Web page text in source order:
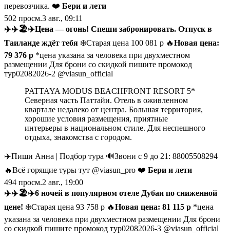
перевозчика. ❤️ Бери и лети
502 просм.3 авг., 09:11
✈️✈️🏖✈️Цена — огонь! Спеши забронировать. Отпуск в
Таиланде ждёт тебя ❄️Старая цена 100 081 р 🔥Новая цена:
79 376 р *цена указана за человека при двухместном
размещении Для брони со скидкой пишите промокод
тур02082026-2 @viasun_official
PATTAYA MODUS BEACHFRONT RESORT 5*
Северная часть Паттайи. Отель в оживленном
квартале недалеко от центра. Большая территория,
хорошие условия размещения, приятные
интерьеры в национальном стиле. Для неспешного
отдыха, знакомства с городом.
✈️Пиши Анна | Подбор тура 🔊Звони с 9 до 21: 88005508294
🔥Всё горящие туры тут @viasun_pro ❤️ Бери и лети
494 просм.2 авг., 19:00
✈️✈️🏖✈️6 ночей в популярном отеле Дубаи по сниженной
цене! ❄️Старая цена 93 758 р 🔥Новая цена: 81 115 р *цена
указана за человека при двухместном размещении Для брони
со скидкой пишите промокод тур02082026-3 @viasun_official